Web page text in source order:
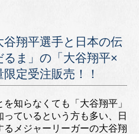
翔平選手と日本の伝
ま」の「大谷翔平×
定受注販売！！
を知らなくても「大谷翔平」
っているという方も多い、日
るメジャーリーガーの大谷翔